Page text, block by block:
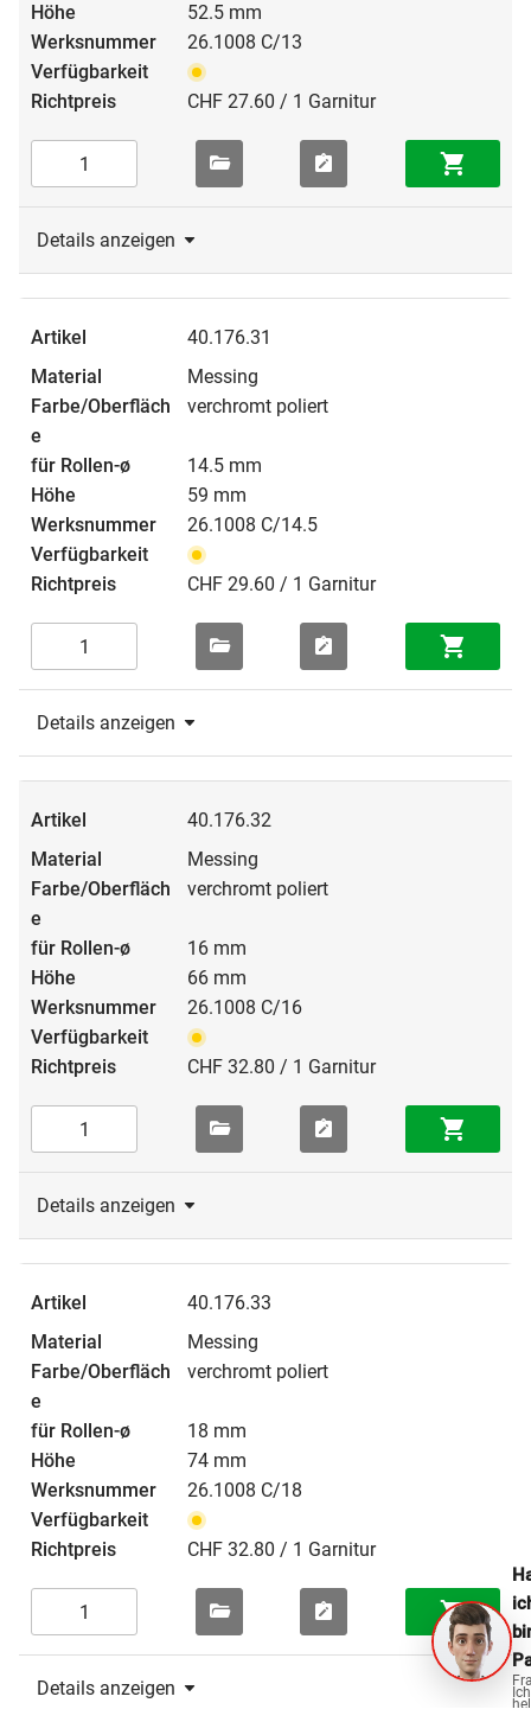
52.5 mm
26.1008 C/13
CHF 27.60 / 1 Garnitur
Details anzeigen
40.176.31
Messing
verchromt poliert
14.5 mm
59 mm
26.1008 C/14.5
CHF 29.60 / 1 Garnitur
Details anzeigen
40.176.32
Messing
verchromt poliert
16 mm
66 mm
26.1008 C/16
CHF 32.80 / 1 Garnitur
Details anzeigen
40.176.33
Messing
verchromt poliert
18 mm
74 mm
26.1008 C/18
CHF 32.80 / 1 Garnitur
Details anzeigen Ich